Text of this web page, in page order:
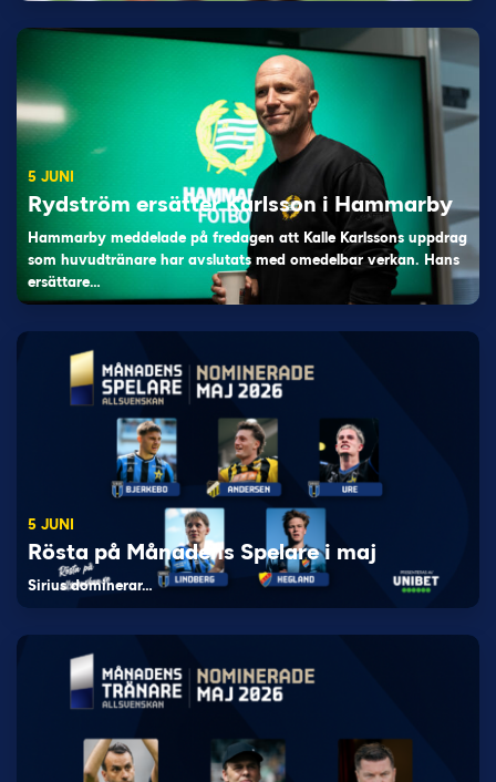
5 JUNI
Rydström ersätter Karlsson i Hammarby
Hammarby meddelade på fredagen att Kalle Karlssons uppdrag
som huvudtränare har avslutats med omedelbar verkan. Hans
ersättare…
5 JUNI
Rösta på Månadens Spelare i maj
Sirius dominerar…